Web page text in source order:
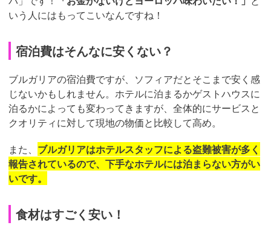
いう人にはもってこいなんですね！
宿泊費はそんなに安くない？
ブルガリアの宿泊費ですが、ソフィアだとそこまで安く感
じないかもしれません。ホテルに泊まるかゲストハウスに
泊るかによっても変わってきますが、全体的にサービスと
クオリティに対して現地の物価と比較して高め。
また、 ブルガリアはホテルスタッフによる盗難被害が多く
報告されているので、下手なホテルには泊まらない方がい
いです。
食材はすごく安い！